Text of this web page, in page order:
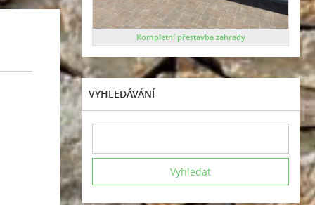
Kompletní přestavba zahrady
VYHLEDÁVÁNÍ